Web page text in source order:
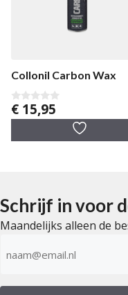
Collonil Carbon Wax
0
v
€ 15,95
Schrijf in voor
Maandelijks alleen de
mailadres